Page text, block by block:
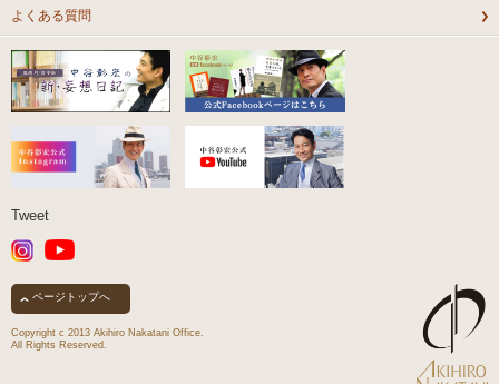
よくある質問
Tweet
ページトップへ
Copyright c 2013 Akihiro Nakatani Office.
All Rights Reserved.